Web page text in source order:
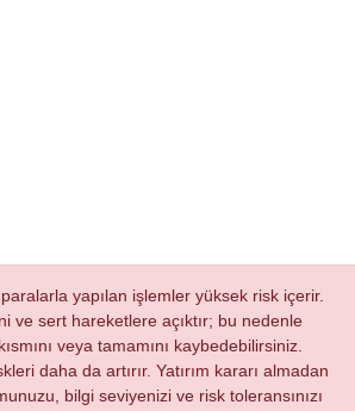
paralarla yapılan işlemler yüksek risk içerir.
ve sert hareketlere açıktır; bu nedenle
veya tamamını kaybedebilirsiniz.
daha da artırır. Yatırım kararı almadan
bilgi seviyenizi ve risk toleransınızı